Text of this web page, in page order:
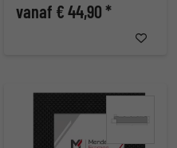
vanaf € 44,90 *